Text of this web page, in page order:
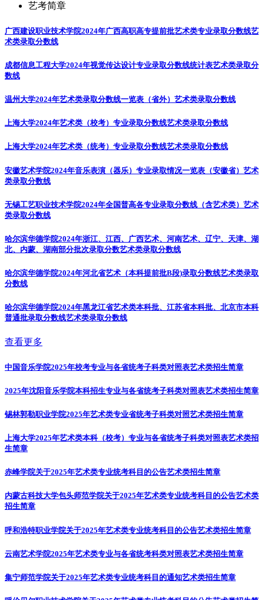
艺考简章
广西建设职业技术学院2024年广西高职高专提前批艺术类专业录取分数线艺
术类录取分数线
成都信息工程大学2024年视觉传达设计专业录取分数线统计表艺术类录取分
数线
温州大学2024年艺术类录取分数线一览表（省外） 艺术类录取分数线
上海大学2024年艺术类（校考）专业录取分数线艺术类录取分数线
上海大学2024年艺术类（统考）专业录取分数线艺术类录取分数线
安徽艺术学院2024年音乐表演（器乐）专业录取情况一览表（安徽省） 艺术
类录取分数线
无锡工艺职业技术学院2024年全国普高各专业录取分数线（含艺术类） 艺术
类录取分数线
哈尔滨华德学院2024年浙江、江西、广西艺术、河南艺术、辽宁、天津、湖
北、内蒙、湖南部分批次录取分数艺术类录取分数线
哈尔滨华德学院2024年河北省艺术（本科提前批B段)录取分数线艺术类录取
分数线
哈尔滨华德学院2024年黑龙江省艺术类本科批、江苏省本科批、北京市本科
普通批录取分数线艺术类录取分数线
查看更多
中国音乐学院2025年校考专业与各省统考子科类对照表艺术类招生简章
2025年沈阳音乐学院本科招生专业与各省统考子科类对照表艺术类招生简章
锡林郭勒职业学院2025年艺术类专业省统考子科类对照艺术类招生简章
上海大学2025年艺术类本科（校考）专业与各省统考子科类对照表艺术类招
生简章
赤峰学院关于2025年艺术类专业统考科目的公告艺术类招生简章
内蒙古科技大学包头师范学院关于2025年艺术类专业统考科目的公告艺术类
招生简章
呼和浩特职业学院关于2025年艺术类专业统考科目的公告艺术类招生简章
云南艺术学院2025年艺术类专业与各省统考科类对照表艺术类招生简章
集宁师范学院关于2025年艺术类专业统考科目的通知艺术类招生简章